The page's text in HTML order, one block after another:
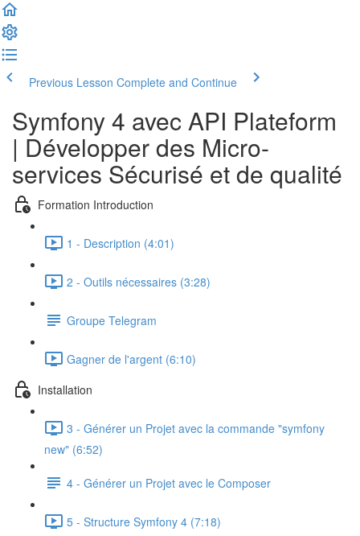
Previous Lesson Complete and Continue
Symfony 4 avec API Plateform
| Développer des Micro-
services Sécurisé et de qualité
Formation Introduction
1 - Description (4:01)
2 - Outils nécessaires (3:28)
Groupe Telegram
Gagner de l'argent (6:10)
Installation
3 - Générer un Projet avec la commande "symfony
new" (6:52)
4 - Générer un Projet avec le Composer
5 - Structure Symfony 4 (7:18)